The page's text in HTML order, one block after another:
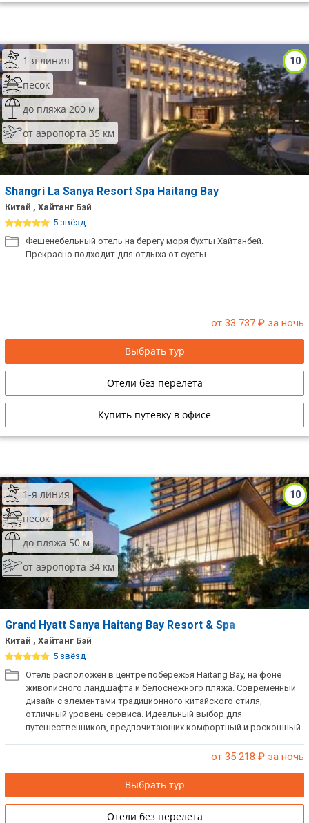
10
1-я линия
песок
до пляжа 200 м
от аэропорта 35 км
Shangri La Sanya Resort Spa Haitang Bay
Китай , Хайтанг Бэй
5 звёзд
Фешенебельный отель на берегу моря бухты Хайтанбей.
Прекрасно подходит для отдыха от суеты.
от 33 737 ₽ за ночь
Выбрать тур
Отели без перелета
Купить путевку в офисе
10
1-я линия
песок
до пляжа 50 м
от аэропорта 34 км
Grand Hyatt Sanya Haitang Bay Resort & Spa
Китай , Хайтанг Бэй
5 звёзд
Отель расположен в центре побережья Haitang Bay, на фоне
живописного ландшафта и белоснежного пляжа. Современный
дизайн с элементами традиционного китайского стиля,
отличный уровень сервиса. Идеальный выбор для
путешественников, предпочитающих комфортный и роскошный
от 35 218 ₽ за ночь
Выбрать тур
Отели без перелета
Сетевые отели Бали
Сетевые отели Сейшел
Сетевые отели Маврикия